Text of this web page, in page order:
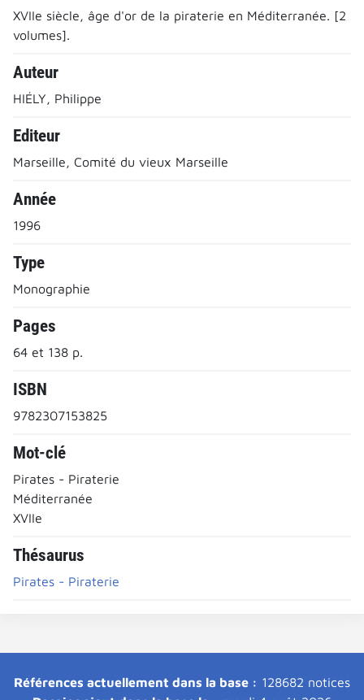
XVIIe siècle, âge d'or de la piraterie en Méditerranée. [2
volumes].
Auteur
HIÉLY, Philippe
Editeur
Marseille, Comité du vieux Marseille
Année
1996
Type
Monographie
Pages
64 et 138 p.
ISBN
9782307153825
Mot-clé
Pirates - Piraterie
Méditerranée
XVIIe
Thésaurus
Pirates - Piraterie
Références actuellement dans la base : 128682 notices